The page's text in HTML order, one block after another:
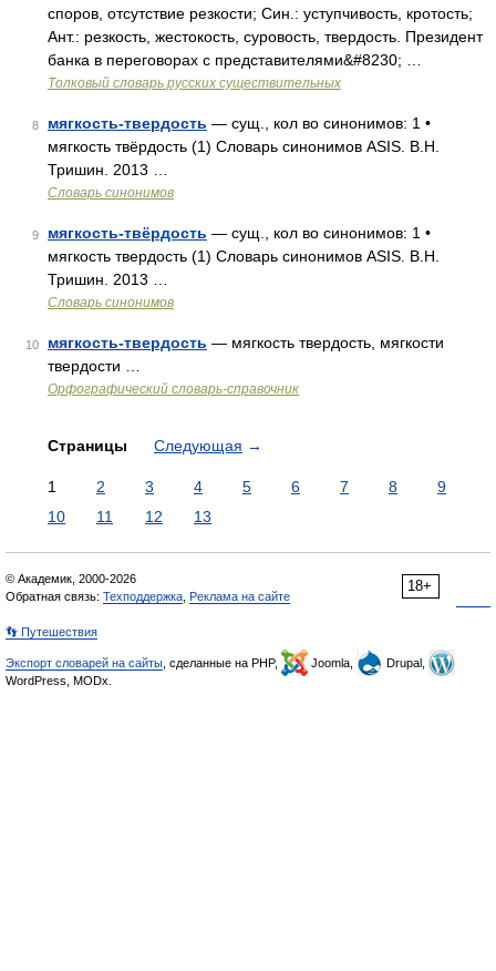
споров, отсутствие резкости; Син.: уступчивость, кротость;
Ант.: резкость, жестокость, суровость, твердость. Президент
банка в переговорах с представителями&#8230; …
Толковый словарь русских существительных
8 мягкость-твердость — сущ., кол во синонимов: 1 •
мягкость твёрдость (1) Словарь синонимов ASIS. В.Н.
Тришин. 2013 …
Словарь синонимов
9 мягкость-твёрдость — сущ., кол во синонимов: 1 •
мягкость твердость (1) Словарь синонимов ASIS. В.Н.
Тришин. 2013 …
Словарь синонимов
10 мягкость-твердость — мягкость твердость, мягкости
твердости …
Орфографический словарь-справочник
Страницы Следующая →
1 2 3 4 5 6 7 8
9
10
11 12 13
18+
© Академик, 2000-2026
Обратная связь: Техподдержка Реклама на сайте
👣 Путешествия
Экспорт словарей на сайты , сделанные на PHP, Joomla,
Drupal,
WordPress, MODx.